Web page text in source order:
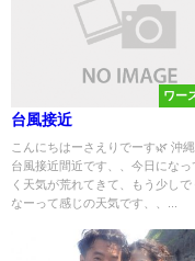
ワー
台風接近
こんにちはーさえりでーす🌿 沖縄
台風接近間近です、、今日になっ
く天気が荒れてきて、もう少し
なーって感じの天気です、、...